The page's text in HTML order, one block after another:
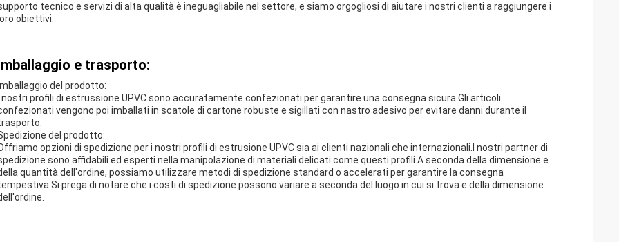
tecnico e servizi di alta qualità è ineguagliabile nel settore, e siamo orgogliosi di aiutare i nostri clienti a raggiungere i
obiettivi.
e trasporto:
del prodotto:
nostri profili di estrussione UPVC sono accuratamente confezionati per garantire una consegna sicura.Gli articoli
vengono poi imballati in scatole di cartone robuste e sigillati con nastro adesivo per evitare danni durante il
del prodotto:
opzioni di spedizione per i nostri profili di estrusione UPVC sia ai clienti nazionali che internazionali.I nostri partner di
sono affidabili ed esperti nella manipolazione di materiali delicati come questi profili.A seconda della dimensione e
quantità dell'ordine, possiamo utilizzare metodi di spedizione standard o accelerati per garantire la consegna
prega di notare che i costi di spedizione possono variare a seconda del luogo in cui si trova e della dimensione